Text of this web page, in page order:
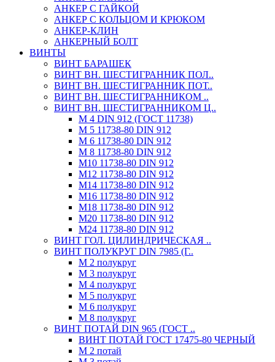
АНКЕР С ГАЙКОЙ
АНКЕР С КОЛЬЦОМ И КРЮКОМ
АНКЕР-КЛИН
АНКЕРНЫЙ БОЛТ
ВИНТЫ
ВИНТ БАРАШЕК
ВИНТ ВН. ШЕСТИГРАННИК ПОЛ..
ВИНТ ВН. ШЕСТИГРАННИК ПОТ..
ВИНТ ВН. ШЕСТИГРАННИКОМ ..
ВИНТ ВН. ШЕСТИГРАННИКОМ Ц..
М 4 DIN 912 (ГОСТ 11738)
М 5 11738-80 DIN 912
М 6 11738-80 DIN 912
М 8 11738-80 DIN 912
М10 11738-80 DIN 912
М12 11738-80 DIN 912
М14 11738-80 DIN 912
М16 11738-80 DIN 912
М18 11738-80 DIN 912
М20 11738-80 DIN 912
М24 11738-80 DIN 912
ВИНТ ГОЛ. ЦИЛИНДРИЧЕСКАЯ ..
ВИНТ ПОЛУКРУГ DIN 7985 (Г..
М 2 полукруг
М 3 полукруг
М 4 полукруг
М 5 полукруг
М 6 полукруг
М 8 полукруг
ВИНТ ПОТАЙ DIN 965 (ГОСТ ..
ВИНТ ПОТАЙ ГОСТ 17475-80 ЧЕРНЫЙ
М 2 потай